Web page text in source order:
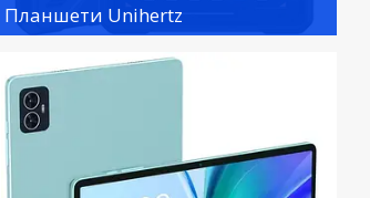
Планшети Unihertz